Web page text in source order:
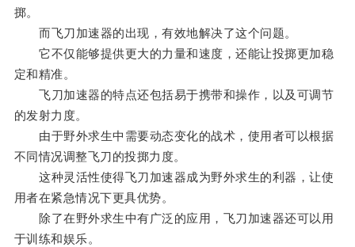
掷。
而飞刀加速器的出现，有效地解决了这个问题。
它不仅能够提供更大的力量和速度，还能让投掷更加稳
定和精准。
飞刀加速器的特点还包括易于携带和操作，以及可调节
的发射力度。
由于野外求生中需要动态变化的战术，使用者可以根据
不同情况调整飞刀的投掷力度。
这种灵活性使得飞刀加速器成为野外求生的利器，让使
用者在紧急情况下更具优势。
除了在野外求生中有广泛的应用，飞刀加速器还可以用
于训练和娱乐。